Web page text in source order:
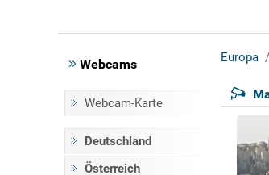
Webcams
Webcam-Karte
Deutschland
Österreich
Europa